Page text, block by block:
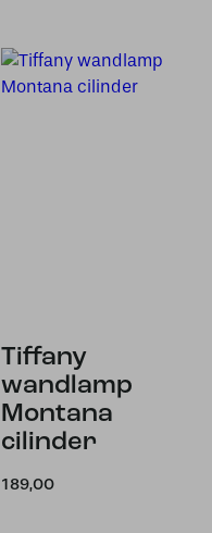
Tiffany
wandlamp
Montana
cilinder
189,00